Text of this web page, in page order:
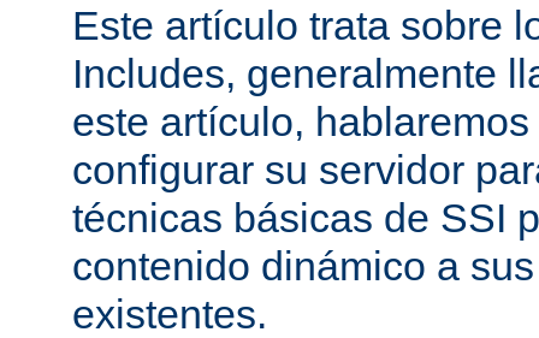
Este artículo trata sobre
Includes, generalmente
este artículo,
configurar su servidor
técnicas básicas de SSI
contenido dinámico a
existentes.